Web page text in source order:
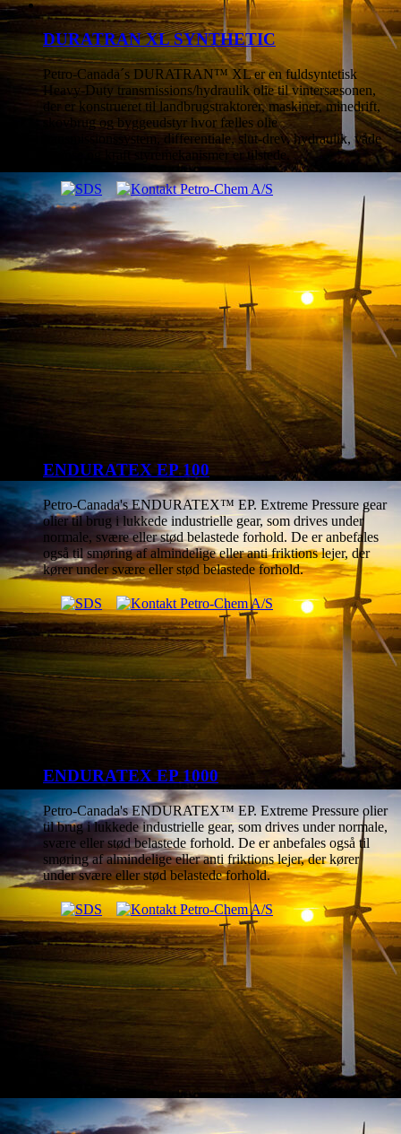
DURATRAN XL SYNTHETIC
Petro-Canada´s DURATRAN™ XL er en fuldsyntetisk
Heavy-Duty transmissions/hydraulik olie til vintersæsonen,
der er konstrueret til landbrugstraktorer, maskiner, minedrift,
skovbrug og byggeudstyr hvor fælles olie
transmissionssystem, differentiale, slut-drev, hydraulik, våde
bremse og kraft styremekanismer er tilstede.
ENDURATEX EP 100
Petro-Canada's ENDURATEX™ EP. Extreme Pressure gear
olier til brug i lukkede industrielle gear, som drives under
normale, svære eller stød belastede forhold. De er anbefales
også til smøring af almindelige eller anti friktions lejer, der
kører under svære eller stød belastede forhold.
ENDURATEX EP 1000
Petro-Canada's ENDURATEX™ EP. Extreme Pressure olier
til brug i lukkede industrielle gear, som drives under normale,
svære eller stød belastede forhold. De er anbefales også til
smøring af almindelige eller anti friktions lejer, der kører
under svære eller stød belastede forhold.